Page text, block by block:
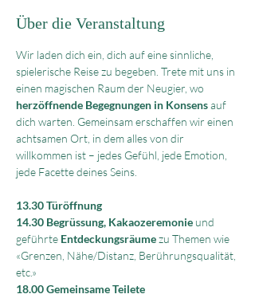
Über die Veranstaltung
Wir laden dich ein, dich auf eine sinnliche,
spielerische Reise zu begeben. Trete mit uns in
einen magischen Raum der Neugier, wo
herzöffnende Begegnungen in Konsens auf
dich warten. Gemeinsam erschaffen wir einen
achtsamen Ort, in dem alles von dir
willkommen ist – jedes Gefühl, jede Emotion,
jede Facette deines Seins.
13.30 Türöffnung
14.30 Begrüssung, Kakaozeremonie und
geführte Entdeckungsräume zu Themen wie
«Grenzen, Nähe/Distanz, Berührungsqualität,
etc.»
18.00 Gemeinsame Teilete